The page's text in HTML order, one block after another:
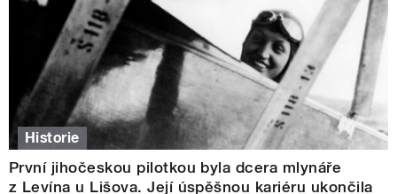
Historie
První jihočeskou pilotkou byla dcera mlynáře
z Levína u Lišova. Její úspěšnou kariéru ukončila